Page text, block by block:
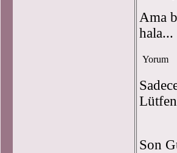
Ama
hala...
Yorum
Lütfen
Son